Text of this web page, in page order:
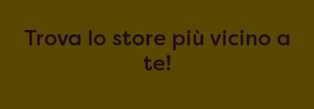
Trova lo store più vicino a
te!